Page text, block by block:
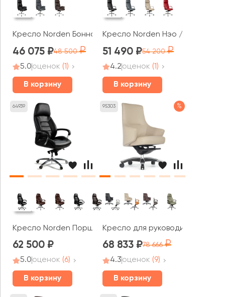
Кресло Norden Бонно / Bonno
46 075 48 500
5.0оценок (1)
В корзину
Кресло Norden Нэо / Neo
51 490 54 200
4.2оценок (1)
В корзину
64939
Кресло Norden Порше / Porsche
62 500
5.0оценок (6)
В корзину
95303 %
Кресло для руководителя RV
68 833 78 666
4.3оценок (9)
В корзину